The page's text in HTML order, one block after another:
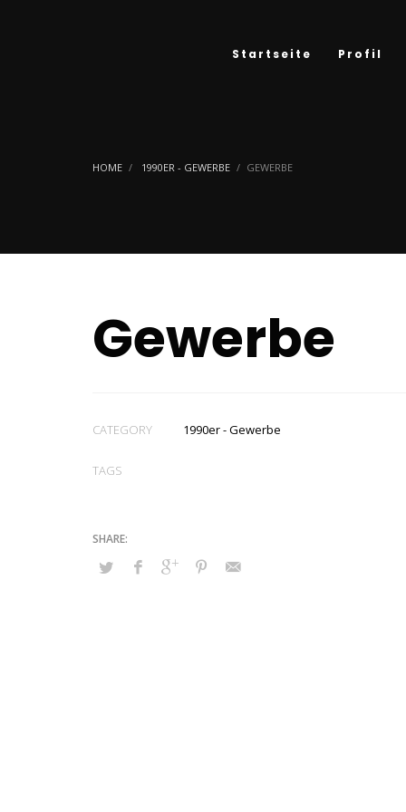
Startseite Profil
HOME 1990ER - GEWERBE GEWERBE
Gewerbe
CATEGORY 1990er - Gewerbe
TAGS